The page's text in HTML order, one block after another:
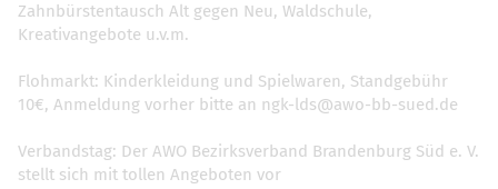
Zahnbürstentausch Alt gegen Neu, Waldschule,
Kreativangebote u.v.m.
Flohmarkt: Kinderkleidung und Spielwaren, Standgebühr
10€, Anmeldung vorher bitte an ngk-lds@awo-bb-sued.de
Verbandstag: Der AWO Bezirksverband Brandenburg Süd e. V.
stellt sich mit tollen Angeboten vor